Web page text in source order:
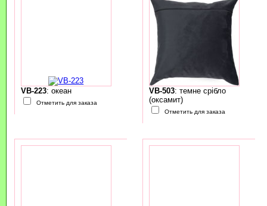
VB-223: океан
Отметить для заказа
VB-503: темне срібло
(оксамит)
Отметить для заказа